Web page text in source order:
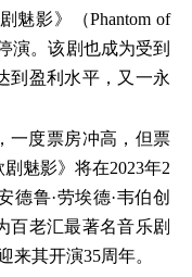
魅影》（Phantom of
演。该剧也成为受到
到盈利水平，又一永
一度票房冲高，但票
魅影》将在2023年2
德鲁·劳埃德·韦伯创
百老汇最著名音乐剧
来其开演35周年。